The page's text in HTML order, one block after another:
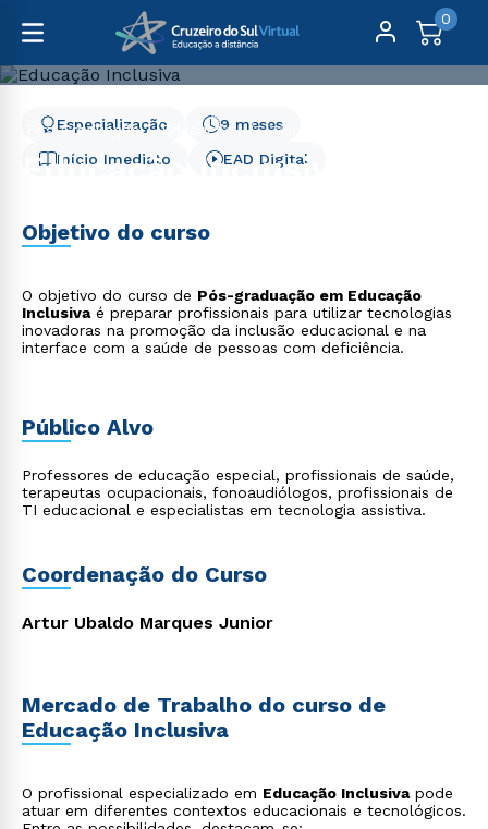
0
Pós-Graduação Educação Educação Inclusiva
Educação Inclusiva
Início Imediato
9 meses
Especialização
EAD Digital
Objetivo do curso
O objetivo do curso de Pós-graduação em Educação
Inclusivaé preparar profissionais para utilizar tecnologias
inovadoras na promoção da inclusão educacional e na
interface com a saúde de pessoas com deficiência.
Público Alvo
Professores de educação especial, profissionais de saúde,
terapeutas ocupacionais, fonoaudiólogos, profissionais de
TI educacional e especialistas em tecnologia assistiva.
Coordenação do Curso
Artur Ubaldo Marques Junior
Mercado de Trabalho do curso de
Educação Inclusiva
O profissional especializado em Educação Inclusivapode
atuar em diferentes contextos educacionais e tecnológicos.